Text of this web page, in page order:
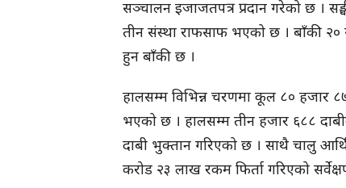
सञ्चालन इजाजतपत्र प्रदान गरेको छ ।
तीन संस्था राफसाफ भएको छ । बाँकी २०
हुन बाँकी छ ।
हालसम्म विभिन्न चरणमा कूल ८० हजार
भएको छ । हालसम्म तीन हजार ६८८
दाबी भुक्तान गरिएको छ । साथै चालु
करोड २३ लाख रकम फिर्ता गरिएको